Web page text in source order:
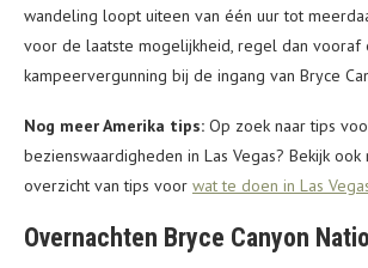
wandeling loopt uiteen van één uur tot
voor de laatste mogelijkheid, regel dan vooraf
kampeervergunning bij de ingang van Bryce
Nog meer Amerika tips: Op zoek naar tips
bezienswaardigheden in Las Vegas? Bekijk
overzicht van tips voor wat te doen in Las
Overnachten Bryce Canyon